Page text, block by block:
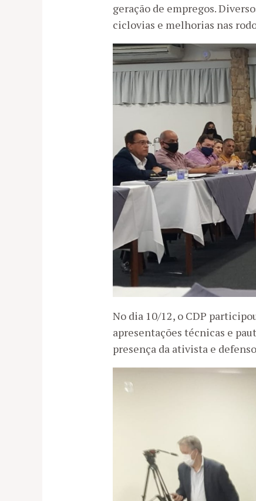
geração de empregos.
ciclovias e melhorias nas
No dia 10/12, o CDP
apresentações técnicas e
presença da ativista e